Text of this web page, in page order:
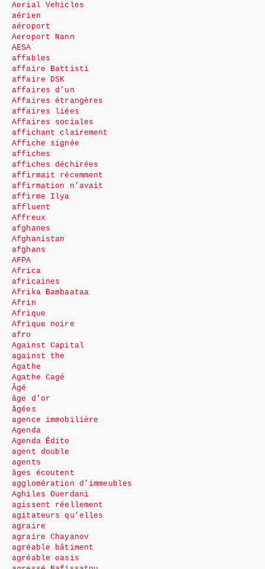
Aerial Vehicles
aérien
aéroport
Aeroport Nann
AESA
affables
affaire Battisti
affaire DSK
affaires d’un
Affaires étrangères
affaires liées
Affaires sociales
affichant clairement
Affiche signée
affiches
affiches déchirées
affirmait récemment
affirmation n’avait
affirme Ilya
affluent
Affreux
afghanes
Afghanistan
afghans
AFPA
Africa
africaines
Afrika Bambaataa
Afrin
Afrique
Afrique noire
afro
Against Capital
against the
Agathe
Agathe Cagé
Âgé
âge d’or
âgées
agence immobilière
Agenda
Agenda Édito
agent double
agents
âges écoutent
agglomération d’immeubles
Aghiles Ouerdani
agissent réellement
agitateurs qu’elles
agraire
agraire Chayanov
agréable bâtiment
agréable oasis